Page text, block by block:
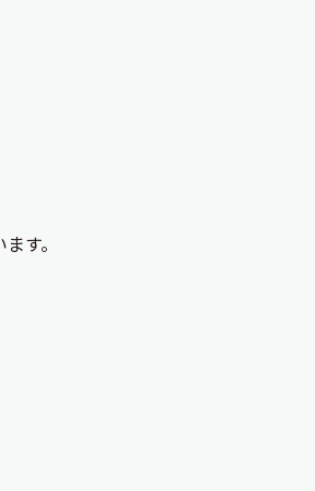
す。